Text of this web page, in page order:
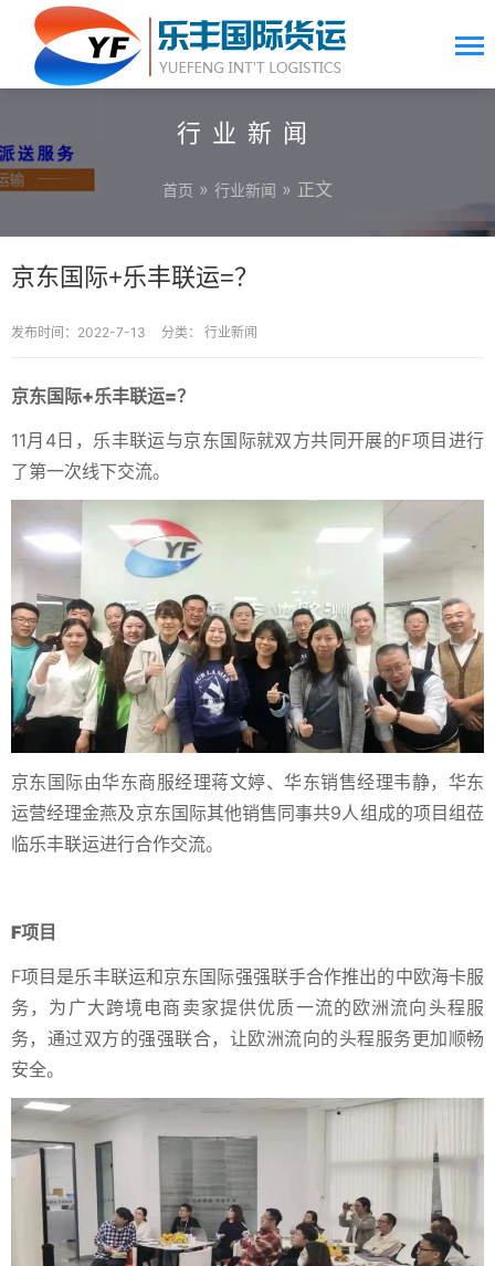
行业新闻
首页 » 行业新闻 » 正文
京东国际+乐丰联运=？
发布时间：2022-7-13 分类： 行业新闻
京东国际+乐丰联运=？
11月4日，乐丰联运与京东国际就双方共同开展的F项目进行
了第一次线下交流。
京东国际由华东商服经理蒋文婷、华东销售经理韦静，华东
运营经理金燕及京东国际其他销售同事共9人组成的项目组莅
临乐丰联运进行合作交流。
F项目
F项目是乐丰联运和京东国际强强联手合作推出的中欧海卡服
务，为广大跨境电商卖家提供优质一流的欧洲流向头程服
务，通过双方的强强联合，让欧洲流向的头程服务更加顺畅
安全。